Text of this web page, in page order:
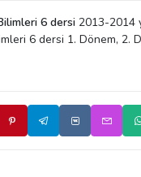
6 dersi 2013-2014
6 dersi 1. Dönem, 2.